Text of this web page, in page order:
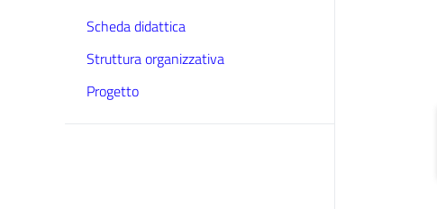
Scheda didattica
Struttura organizzativa
Progetto